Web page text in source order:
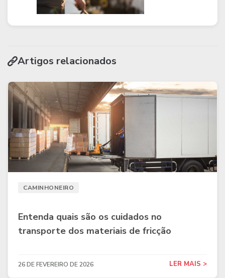
Artigos relacionados
CAMINHONEIRO
Entenda quais são os cuidados no
transporte dos materiais de fricção
26 DE FEVEREIRO DE 2026 LER MAIS >